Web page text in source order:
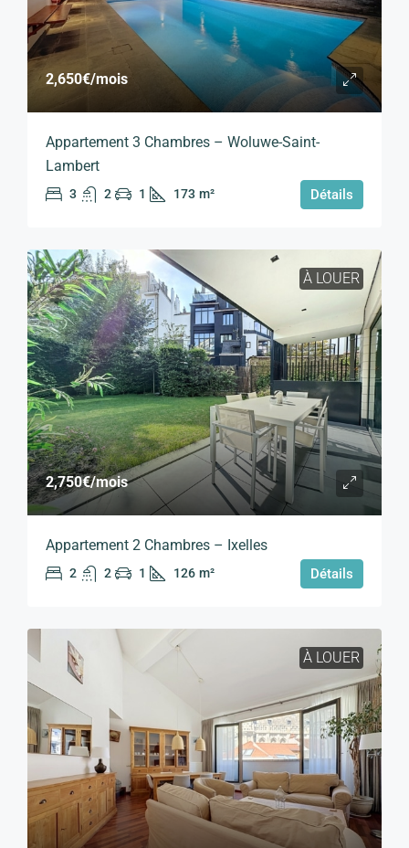
2,650€/mois
Appartement 3 Chambres – Woluwe-Saint-
Lambert
3 2 1 173 m² Détails
À LOUER
2,750€/mois
Appartement 2 Chambres – Ixelles
2 2 1 126 m² Détails
À LOUER